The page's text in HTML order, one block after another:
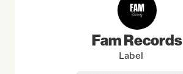
Fam Records
Label